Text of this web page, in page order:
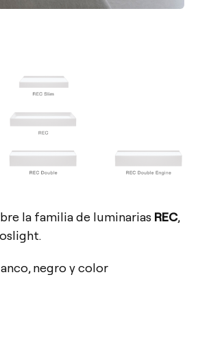
la familia de luminarias REC,
negro y color